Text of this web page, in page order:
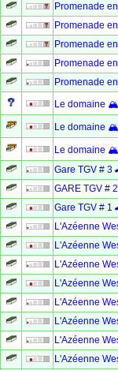
Promenade
Promenade
Promenade
Promenade
Promenade
Le domaine
Le domaine
Le domaine
Gare TGV # 3
GARE TGV #
Gare TGV # 1
L'Azéenne
L'Azéenne
L'Azéenne
L'Azéenne
L'Azéenne
L'Azéenne
L'Azéenne
L'Azéenne